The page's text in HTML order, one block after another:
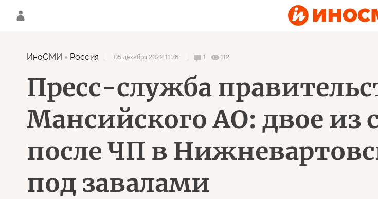
ИноСМИ Россия 05 декабря 2022 11:36 1 112
Пресс-служба
Мансийского АО: двое
после ЧП в
под завалами